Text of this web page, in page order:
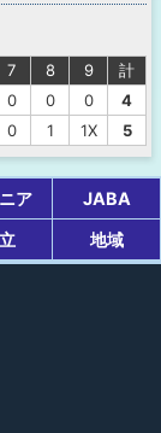
7 8 9
計
0 0 0
4
0 1 1X 5
ア
JABA
地域